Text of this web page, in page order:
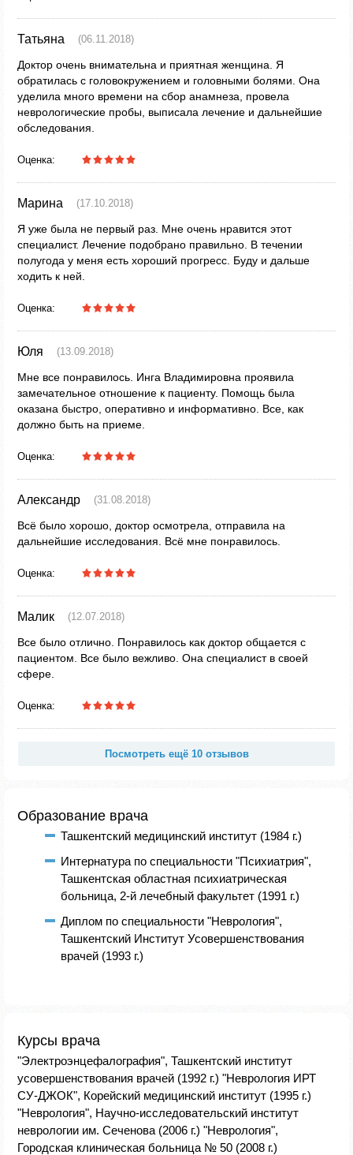
Татьяна (06.11.2018)
Доктор очень внимательна и приятная женщина. Я
обратилась с головокружением и головными болями. Она
уделила много времени на сбор анамнеза, провела
неврологические пробы, выписала лечение и дальнейшие
обследования.
Оценка:
Марина (17.10.2018)
Я уже была не первый раз. Мне очень нравится этот
специалист. Лечение подобрано правильно. В течении
полугода у меня есть хороший прогресс. Буду и дальше
ходить к ней.
Оценка:
Юля (13.09.2018)
Мне все понравилось. Инга Владимировна проявила
замечательное отношение к пациенту. Помощь была
оказана быстро, оперативно и информативно. Все, как
должно быть на приеме.
Оценка:
Александр (31.08.2018)
Всё было хорошо, доктор осмотрела, отправила на
дальнейшие исследования. Всё мне понравилось.
Оценка:
Малик (12.07.2018)
Все было отлично. Понравилось как доктор общается с
пациентом. Все было вежливо. Она специалист в своей
сфере.
Оценка:
Посмотреть ещё 10 отзывов
Образование врача
Ташкентский медицинский институт (1984 г.)
Интернатура по специальности "Психиатрия",
Ташкентская областная психиатрическая
больница, 2-й лечебный факультет (1991 г.)
Диплом по специальности "Неврология",
Ташкентский Институт Усовершенствования
врачей (1993 г.)
Курсы врача
"Электроэнцефалография", Ташкентский институт
усовершенствования врачей (1992 г.) "Неврология ИРТ
СУ-ДЖОК", Корейский медицинский институт (1995 г.)
"Неврология", Научно-исследовательский институт
неврологии им. Сеченова (2006 г.) "Неврология",
Городская клиническая больница № 50 (2008 г.)